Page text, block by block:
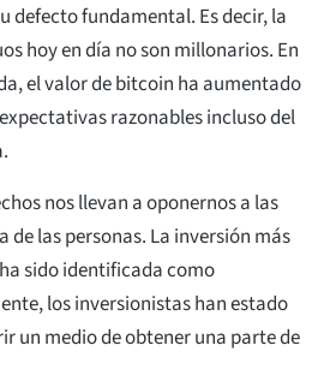
defecto fundamental. Es decir, la
hoy en día no son millonarios. En
el valor de bitcoin ha aumentado
razonables incluso del
nos llevan a oponernos a las
de las personas. La inversión más
sido identificada como
los inversionistas han estado
un medio de obtener una parte de